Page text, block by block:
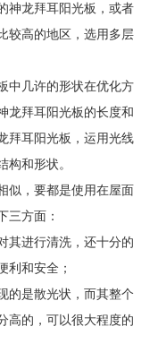
神龙拜耳阳光板，或者
较高的地区，选用多层
中几许的形状在优化方
龙拜耳阳光板的长度和
拜耳阳光板，运用光线
和形状。
似，要都是使用在屋面
三方面：
其进行清洗，还十分的
利和安全；
的是散光状，而其整个
高的，可以很大程度的